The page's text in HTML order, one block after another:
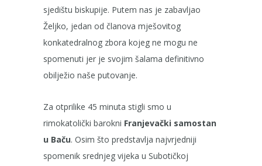
sjedištu biskupije. Putem nas je zabavljao
Željko, jedan od članova mješovitog
konkatedralnog zbora kojeg ne mogu ne
spomenuti jer je svojim šalama definitivno
obilježio naše putovanje.
Za otprilike 45 minuta stigli smo u
rimokatolički barokni Franjevački samostan
u Baču. Osim što predstavlja najvrjedniji
spomenik srednjeg vijeka u Subotičkoj